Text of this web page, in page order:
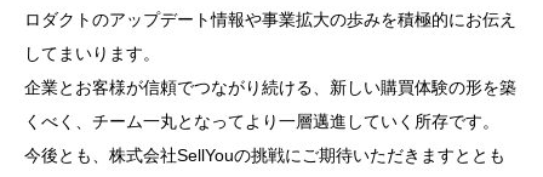
ロダクトのアップデート情報や事業拡大の歩みを積極的にお伝え
してまいります。
企業とお客様が信頼でつながり続ける、新しい購買体験の形を築
くべく、チーム一丸となってより一層邁進していく所存です。
今後とも、株式会社SellYouの挑戦にご期待いただきますととも